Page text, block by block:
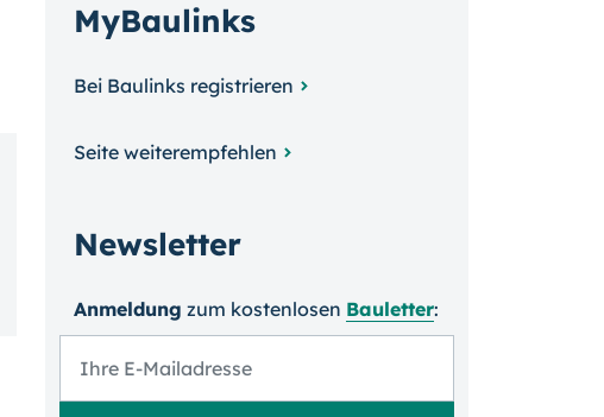
MyBaulinks
Bei Baulinks registrieren
Seite weiterempfehlen
Newsletter
Anmeldung zum kosten­losen Bauletter: